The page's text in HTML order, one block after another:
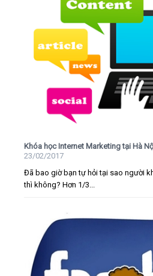
Khóa học Internet Marketing tại Hà
23/02/2017
Đã bao giờ bạn tự hỏi tại sao người
thì không? Hơn 1/3...